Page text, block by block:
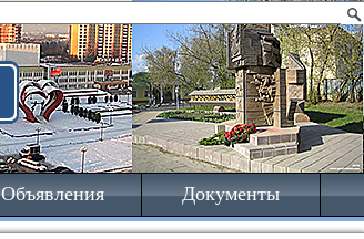
Объявления Документы